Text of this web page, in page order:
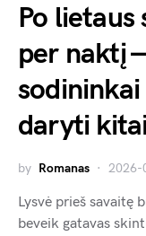
Po lietaus
per naktį
daryti
by Romanas 2026-
Lysvė prieš savaitę
beveik gatavas